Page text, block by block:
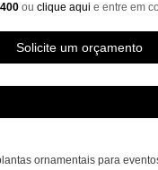
ou clique aqui e entre em
Solicite um orçamento
ornamentais para